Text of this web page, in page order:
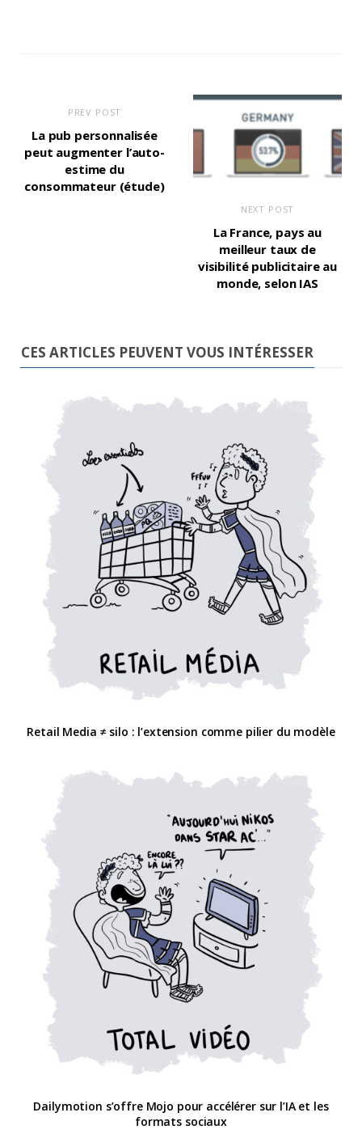
PREV POST
La pub personnalisée
peut augmenter l’auto-
estime du
consommateur (étude)
NEXT POST
La France, pays au
meilleur taux de
visibilité publicitaire au
monde, selon IAS
CES ARTICLES PEUVENT VOUS INTÉRESSER
Retail Media ≠ silo : l’extension comme pilier du modèle
Dailymotion s’offre Mojo pour accélérer sur l’IA et les
formats sociaux